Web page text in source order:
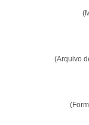
(Arquivo